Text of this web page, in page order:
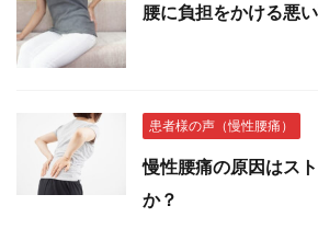
腰に負担をかける悪
患者様の声（慢性腰痛）
慢性腰痛の原因はス
か？